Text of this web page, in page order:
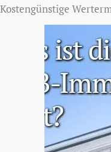
Kostengünstige